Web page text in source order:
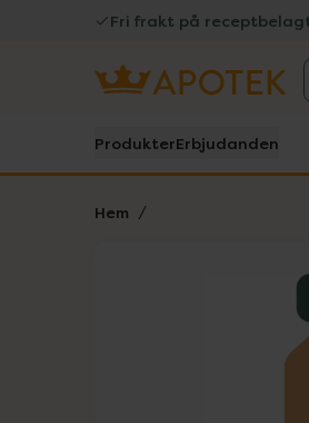
Fri frakt på
ProdukterErbjudanden
Hem
Lista: .